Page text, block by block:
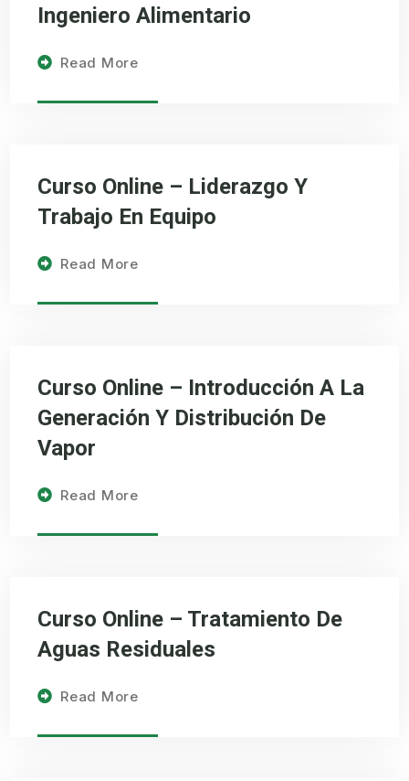
Ingeniero Alimentario
Read More
Curso Online – Liderazgo Y
Trabajo En Equipo
Read More
Curso Online – Introducción A La
Generación Y Distribución De
Vapor
Read More
Curso Online – Tratamiento De
Aguas Residuales
Read More